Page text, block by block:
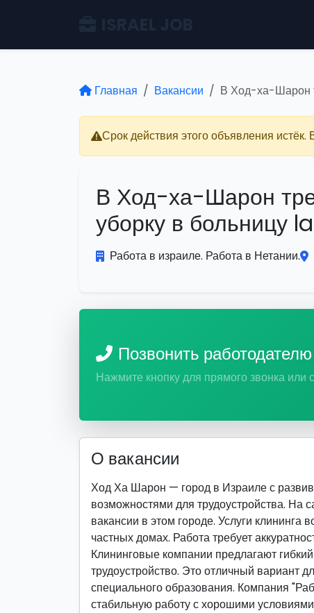
Главная Вакансии В Ход-ха-Шарон
Срок действия этого объявления
В Ход-ха-Шарон
уборку в больницу
Работа в израиле. Работа в Нетании.
Позвонить работодателю
Нажмите кнопку для прямого звонка или
О вакансии
Ход Ха Шарон — город в Израиле с
возможностями для трудоустройства. На
вакансии в этом городе. Услуги клининга
частных домах. Работа требует
Клининговые компании предлагают
трудоустройство. Это отличный вариант
специального образования. Компания
стабильную работу с хорошими условиями